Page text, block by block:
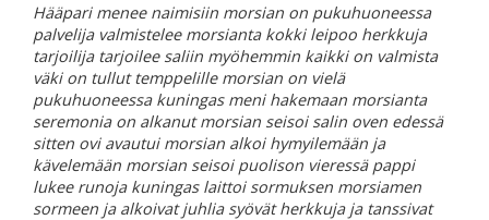
Hääpari menee naimisiin morsian on pukuhuoneessa
palvelija valmistelee morsianta kokki leipoo herkkuja
tarjoilija tarjoilee saliin myöhemmin kaikki on valmista
väki on tullut temppelille morsian on vielä
pukuhuoneessa kuningas meni hakemaan morsianta
seremonia on alkanut morsian seisoi salin oven edessä
sitten ovi avautui morsian alkoi hymyilemään ja
kävelemään morsian seisoi puolison vieressä pappi
lukee runoja kuningas laittoi sormuksen morsiamen
sormeen ja alkoivat juhlia syövät herkkuja ja tanssivat